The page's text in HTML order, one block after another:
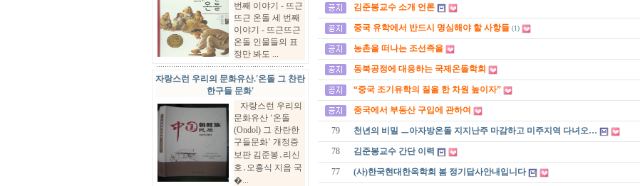
번째 이야기 - 뜨근
뜨근 온돌 세 번째
이야기 - 뜨근뜨근
온돌 인물들의 표
정만 봐도 ...
자랑스런 우리의 문화유산.'온돌 그 찬란
한구들 문화'
자랑스런 우리의
문화유산 ‘온돌
(Ondol) 그 찬란한
구들문화’ 개정증
보판 김준봉․리신
호․오홍식 지음 국
�...
김준봉교수 소개 언론
중국 유학에서 반드시 명심해야 할 사항들 (1)
농촌을 떠나는 조선족을
동북공정에 대응하는 국제온돌학회
“중국 조기유학의 질을 한 차원 높이자”
중국에서 부동산 구입에 관하여
79 천년의 비밀 ㅡ아자방온돌 지지난주 마감하고 미주지역 다녀오…
78 김준봉교수 간단 이력
77 (사)한국현대한옥학회 봄 정기답사안내입니다